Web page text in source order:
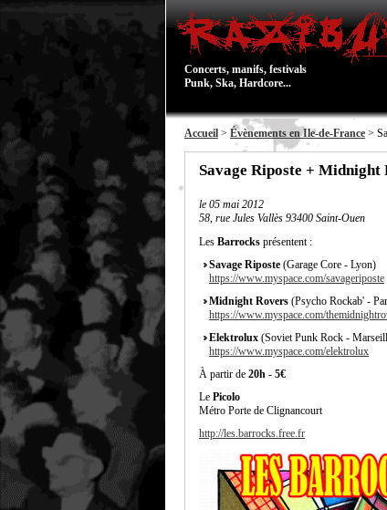
Concerts, manifs, festivals
Punk, Ska, Hardcore...
Accueil > Évènements en Ile-de-France >
Savage Riposte +
le 05 mai 2012
58, rue Jules Vallès 93400 Saint-Ouen
Les Barrocks présentent :
Savage Riposte (Garage Core - Lyon)
https://www.myspace.com/savageriposte
Midnight Rovers (Psycho Rockab' -
https://www.myspace.com/
Elektrolux (Soviet Punk Rock -
https://www.myspace.com/elektrolux
À partir de 20h - 5€
Le Picolo
Métro Porte de Clignancourt
http://les.barrocks.free.fr